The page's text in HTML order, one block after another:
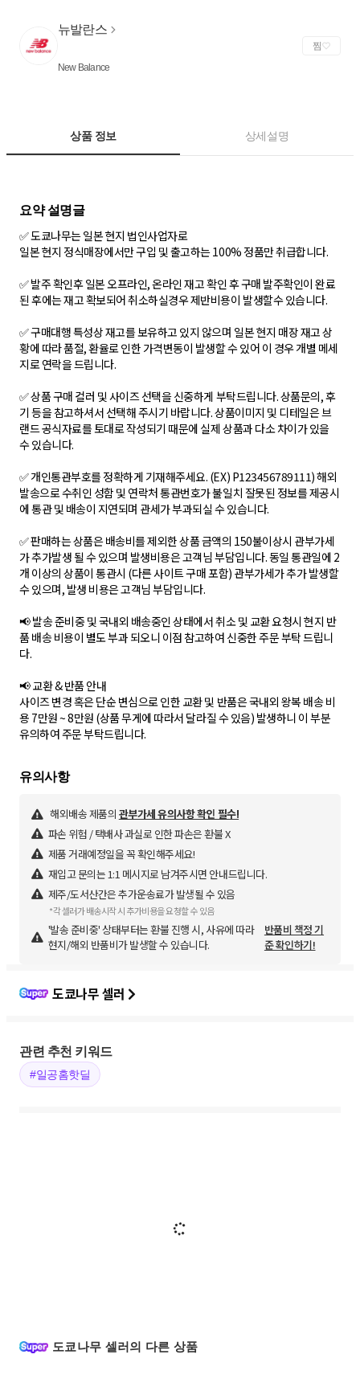
뉴발란스
New Balance
찜
상품 정보 상세설명
요약 설명글
✅ 도쿄나무는 일본 현지 법인사업자로
일본 현지 정식매장에서만 구입 및 출고하는 100% 정품만 취급합니다.
✅ 발주 확인후 일본 오프라인, 온라인 재고 확인 후 구매 발주확인이 완료
된 후에는 재고 확보되어 취소하실경우 제반비용이 발생할수 있습니다.
✅ 구매대행 특성상 재고를 보유하고 있지 않으며 일본 현지 매장 재고 상
황에 따라 품절, 환율로 인한 가격변동이 발생할 수 있어 이 경우 개별 메세
지로 연락을 드립니다.
✅ 상품 구매 컬러 및 사이즈 선택을 신중하게 부탁드립니다. 상품문의, 후
기 등을 참고하셔서 선택해 주시기 바랍니다. 상품이미지 및 디테일은 브
랜드 공식자료를 토대로 작성되기 때문에 실제 상품과 다소 차이가 있을
수 있습니다.
✅ 개인통관부호를 정확하게 기재해주세요. (EX) P123456789111) 해외
발송으로 수취인 성함 및 연락처 통관번호가 불일치 잘못된 정보를 제공시
에 통관 및 배송이 지연되며 관세가 부과되실 수 있습니다.
✅ 판매하는 상품은 배송비를 제외한 상품 금액의 150불이상시 관부가세
가 추가발생 될 수 있으며 발생비용은 고객님 부담입니다. 동일 통관일에 2
개 이상의 상품이 통관시 (다른 사이트 구매 포함) 관부가세가 추가 발생할
수 있으며, 발생 비용은 고객님 부담입니다.
📢 발송 준비중 및 국내외 배송중인 상태에서 취소 및 교환 요청시 현지 반
품 배송 비용이 별도 부과 되오니 이점 참고하여 신중한 주문 부탁 드립니
다.
📢 교환 & 반품 안내
사이즈 변경 혹은 단순 변심으로 인한 교환 및 반품은 국내외 왕복 배송 비
용 7만원 ~ 8만원 (상품 무게에 따라서 달라질 수 있음) 발생하니 이 부분
유의하여 주문 부탁드립니다.
유의사항
해외배송 제품의 관부가세 유의사항 확인 필수!
파손 위험 / 택배사 과실로 인한 파손은 환불 X
제품 거래예정일을 꼭 확인해주세요!
재입고 문의는 1:1 메시지로 남겨주시면 안내드립니다.
제주/도서산간은 추가운송료가 발생될 수 있음
*각 셀러가 배송시작 시 추가비용을 요청할 수 있음
'발송 준비중' 상태부터는 환불 진행 시, 사유에 따라
현지/해외 반품비가 발생할 수 있습니다.
반품비 책정 기
준 확인하기!
도쿄나무 셀러
관련 추천 키워드
#일공홈핫딜
도쿄나무 셀러의 다른 상품